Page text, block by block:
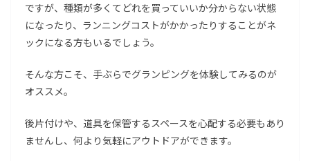
ですが、種類が多くてどれを買っていいか分からない状態
になったり、ランニングコストがかかったりすることがネ
ックになる方もいるでしょう。
そんな方こそ、手ぶらでグランピングを体験してみるのが
オススメ。
後片付けや、道具を保管するスペースを心配する必要もあり
ませんし、何より気軽にアウトドアができます。